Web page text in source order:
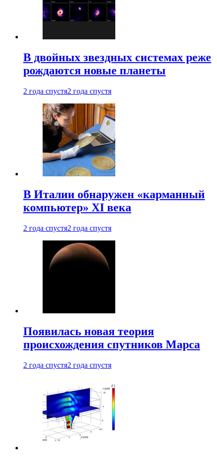
В двойных звездных системах реже
рождаются новые планеты
2 года спустя2 года спустя
В Италии обнаружен «карманный
компьютер» XI века
2 года спустя2 года спустя
Появилась новая теория
происхождения спутников Марса
2 года спустя2 года спустя